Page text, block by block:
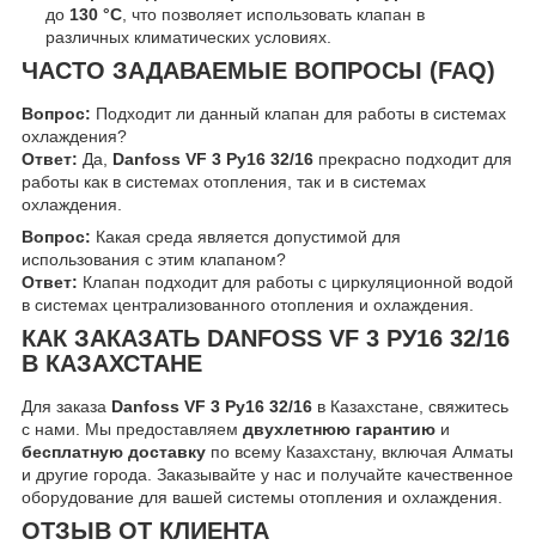
до 130 °C, что позволяет использовать клапан в
различных климатических условиях.
ЧАСТО ЗАДАВАЕМЫЕ ВОПРОСЫ (FAQ)
Вопрос: Подходит ли данный клапан для работы в системах
охлаждения?
Ответ: Да, Danfoss VF 3 Ру16 32/16 прекрасно подходит для
работы как в системах отопления, так и в системах
охлаждения.
Вопрос: Какая среда является допустимой для
использования с этим клапаном?
Ответ: Клапан подходит для работы с циркуляционной водой
в системах централизованного отопления и охлаждения.
КАК ЗАКАЗАТЬ DANFOSS VF 3 РУ16 32/16
В КАЗАХСТАНЕ
Для заказа Danfoss VF 3 Ру16 32/16 в Казахстане, свяжитесь
с нами. Мы предоставляем двухлетнюю гарантию и
бесплатную доставку по всему Казахстану, включая Алматы
и другие города. Заказывайте у нас и получайте качественное
оборудование для вашей системы отопления и охлаждения.
ОТЗЫВ ОТ КЛИЕНТА